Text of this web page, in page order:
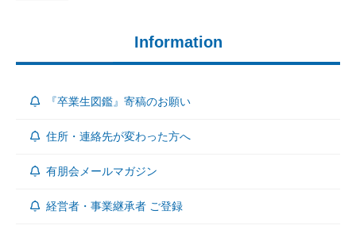
Information
『卒業生図鑑』寄稿のお願い
住所・連絡先が変わった方へ
有朋会メールマガジン
経営者・事業継承者 ご登録